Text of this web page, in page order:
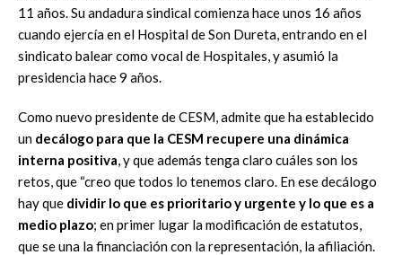
11 años. Su andadura sindical comienza hace unos 16 años
cuando ejercía en el Hospital de Son Dureta, entrando en el
sindicato balear como vocal de Hospitales, y asumió la
presidencia hace 9 años.
Como nuevo presidente de CESM, admite que ha establecido
un decálogo para que la CESM recupere una dinámica
interna positiva, y que además tenga claro cuáles son los
retos, que “creo que todos lo tenemos claro. En ese decálogo
hay que dividir lo que es prioritario y urgente y lo que es a
medio plazo; en primer lugar la modificación de estatutos,
que se una la financiación con la representación, la afiliación.